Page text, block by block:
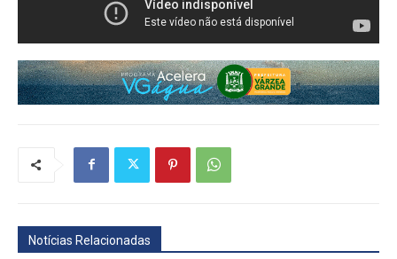
Notícias Relacionadas